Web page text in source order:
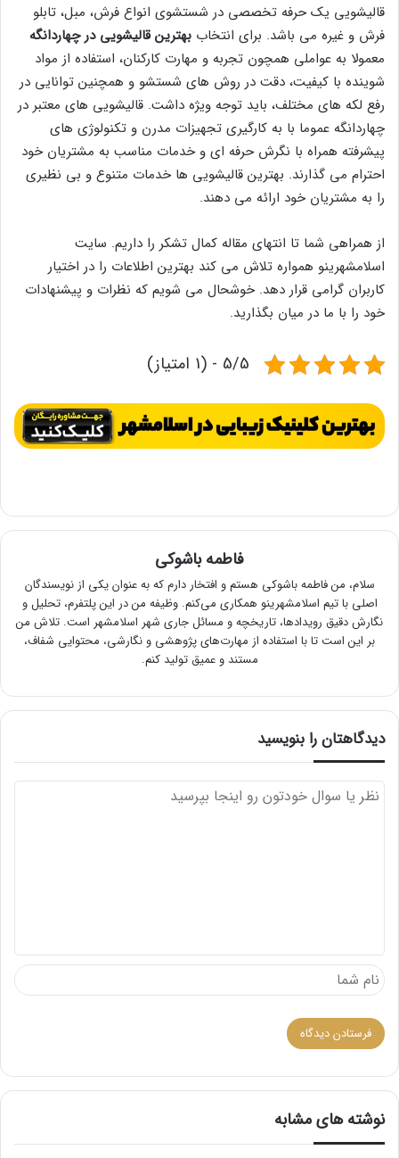
قالیشویی یک حرفه تخصصی در شستشوی انواع فرش، مبل، تابلو
فرش و غیره می باشد. برای انتخاب بهترین قالیشویی در چهاردانگه
معمولا به عواملی همچون تجربه و مهارت کارکنان، استفاده از مواد
شوینده با کیفیت، دقت در روش های شستشو و همچنین توانایی در
رفع لکه های مختلف، باید توجه ویژه داشت. قالیشویی های معتبر در
چهاردانگه عموما با به کارگیری تجهيزات مدرن و تکنولوژی های
پیشرفته همراه با نگرش حرفه ای و خدمات مناسب به مشتریان خود
احترام می گذارند. بهترین قالیشویی ها خدمات متنوع و بی نظیری
را به مشتریان خود ارائه می دهند.
از همراهی شما تا انتهای مقاله کمال تشکر را داریم. سایت
اسلامشهرینو همواره تلاش می کند بهترین اطلاعات را در اختیار
کاربران گرامی قرار دهد. خوشحال می شویم که نظرات و پیشنهادات
خود را با ما در میان بگذارید.
5/5 - (1 امتیاز)
فاطمه باشوکی
سلام، من فاطمه باشوکی هستم و افتخار دارم که به عنوان یکی از نویسندگان
اصلی با تیم اسلامشهرینو همکاری می‌کنم. وظیفه من در این پلتفرم، تحلیل و
نگارش دقیق رویدادها، تاریخچه و مسائل جاری شهر اسلامشهر است. تلاش من
بر این است تا با استفاده از مهارت‌های پژوهشی و نگارشی، محتوایی شفاف،
مستند و عمیق تولید کنم.
دیدگاهتان را بنویسید
نوشته های مشابه